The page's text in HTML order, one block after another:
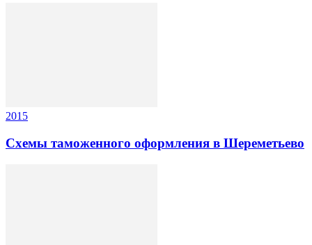
2015
Схемы таможенного оформления в Шереметьево